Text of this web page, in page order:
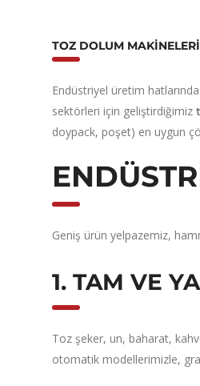
TOZ DOLUM
Endüstriyel üretim
sektörleri için geliştirdiğimiz
doypack, poşet) en uygun
Geniş ürün yelpazemiz,
1. TAM VE
Toz şeker, un, baharat,
otomatik modellerimizle,